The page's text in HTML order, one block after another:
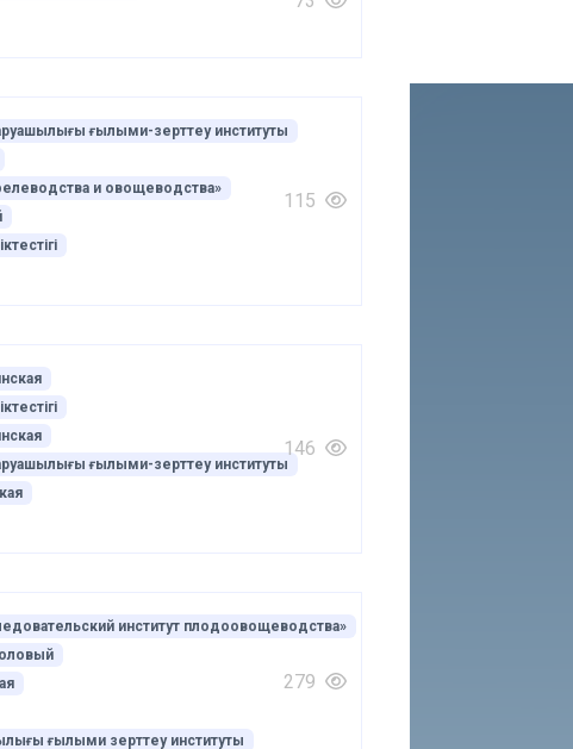
ғылыми-зерттеу институты
и овощеводства»
115
ғылыми-зерттеу институты
146
институт плодоовощеводства»
ғылыми зерттеу институты
279